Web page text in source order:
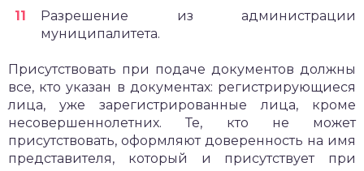
Разрешение из администрации
муниципалитета.
Присутствовать при подаче документов должны
все, кто указан в документах: регистрирующиеся
лица, уже зарегистрированные лица, кроме
несовершеннолетних. Те, кто не может
присутствовать, оформляют доверенность на имя
представителя, который и присутствует при